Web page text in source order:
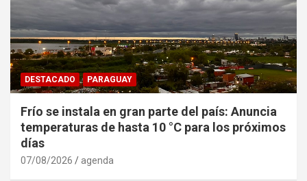
DESTACADO PARAGUAY
Frío se instala en gran parte del país: Anuncia
temperaturas de hasta 10 °C para los próximos
días
07/08/2026 agenda